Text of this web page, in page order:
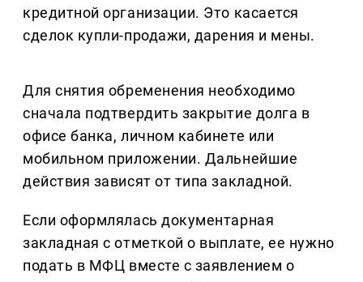
кредитной организации. Это касается
сделок купли-продажи, дарения и мены.
Для снятия обременения необходимо
сначала подтвердить закрытие долга в
офисе банка, личном кабинете или
мобильном приложении. Дальнейшие
действия зависят от типа закладной.
Если оформлялась документарная
закладная с отметкой о выплате, ее нужно
подать в МФЦ вместе с заявлением о